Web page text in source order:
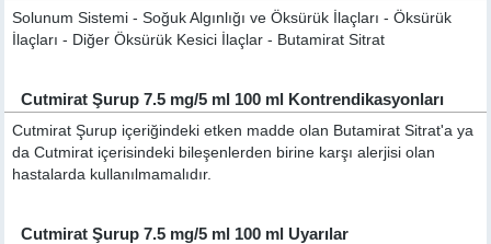
Solunum Sistemi - Soğuk Algınlığı ve Öksürük İlaçları - Öksürük
İlaçları - Diğer Öksürük Kesici İlaçlar - Butamirat Sitrat
Cutmirat Şurup 7.5 mg/5 ml 100 ml Kontrendikasyonları
Cutmirat Şurup içeriğindeki etken madde olan Butamirat Sitrat'a ya
da Cutmirat içerisindeki bileşenlerden birine karşı alerjisi olan
hastalarda kullanılmamalıdır.
Cutmirat Şurup 7.5 mg/5 ml 100 ml Uyarılar